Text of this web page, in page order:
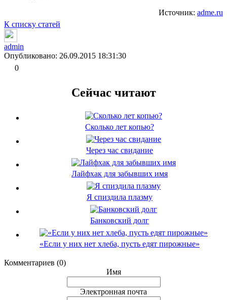
Источник: adme.ru
К списку статей
admin
Опубликовано: 26.09.2015 18:31:30
0
Сейчас читают
Сколько лет копью?
Через час свидание
Лайфхак для забывших имя
Я спиздила плазму
Банковский долг
«Если у них нет хлеба, пусть едят пирожные»
Комментариев (0)
Имя
Электронная почта